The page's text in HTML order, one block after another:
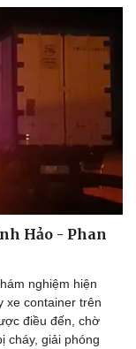
Hảo - Phan
nghiệm hiện
xe container trên
điều đến, chờ
cháy, giải phóng